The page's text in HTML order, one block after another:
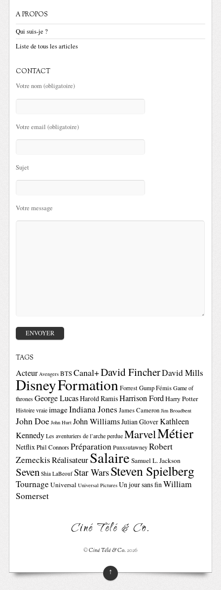
A PROPOS
Qui suis-je ?
Liste de tous les articles
CONTACT
Votre nom (obligatoire)
Votre email (obligatoire)
Sujet
Votre message
TAGS
Acteur Avengers BTSCanal+David FincherDavid Mills
DisneyFormationForrest GumpFémis Game of
thrones George LucasHarold RamisHarrison FordHarry Potter
Histoire vraie imageIndiana Jones James Cameron Jim Broadbent
John Doe John Hurt John WilliamsJulian GloverKathleen
Kennedy Les aventuriers de l’arche perdue MarvelMétier
NetflixPhil ConnorsPréparation Punxsutawney Robert
ZemeckisRéalisateurSalaire Samuel L. Jackson
Seven Shia LaBeouf Star WarsSteven Spielberg
TournageUniversal Universal Pictures Un jour sans finWilliam
Somerset
Ciné Télé & Co.
©Ciné Télé & Co.2026
↑